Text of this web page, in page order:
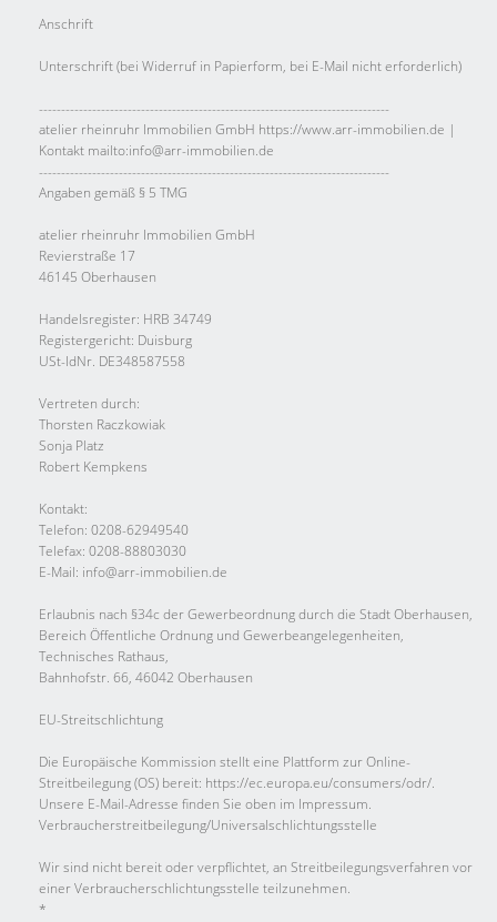
Anschrift
Unterschrift (bei Widerruf in Papierform, bei E-Mail nicht erforderlich)
-------------------------------------------------------------------------------
atelier rheinruhr Immobilien GmbH https://www.arr-immobilien.de |
Kontakt mailto:info@arr-immobilien.de
-------------------------------------------------------------------------------
Angaben gemäß § 5 TMG
atelier rheinruhr Immobilien GmbH
Revierstraße 17
46145 Oberhausen
Handelsregister: HRB 34749
Registergericht: Duisburg
USt-IdNr. DE348587558
Vertreten durch:
Thorsten Raczkowiak
Sonja Platz
Robert Kempkens
Kontakt:
Telefon: 0208-62949540
Telefax: 0208-88803030
E-Mail: info@arr-immobilien.de
Erlaubnis nach §34c der Gewerbeordnung durch die Stadt Oberhausen,
Bereich Öffentliche Ordnung und Gewerbeangelegenheiten,
Technisches Rathaus,
Bahnhofstr. 66, 46042 Oberhausen
EU-Streitschlichtung
Die Europäische Kommission stellt eine Plattform zur Online-
Streitbeilegung (OS) bereit: https://ec.europa.eu/consumers/odr/.
Unsere E-Mail-Adresse finden Sie oben im Impressum.
Verbraucher­streit­beilegung/Universal­schlichtungs­stelle
Wir sind nicht bereit oder verpflichtet, an Streitbeilegungsverfahren vor
einer Verbraucherschlichtungsstelle teilzunehmen.
*